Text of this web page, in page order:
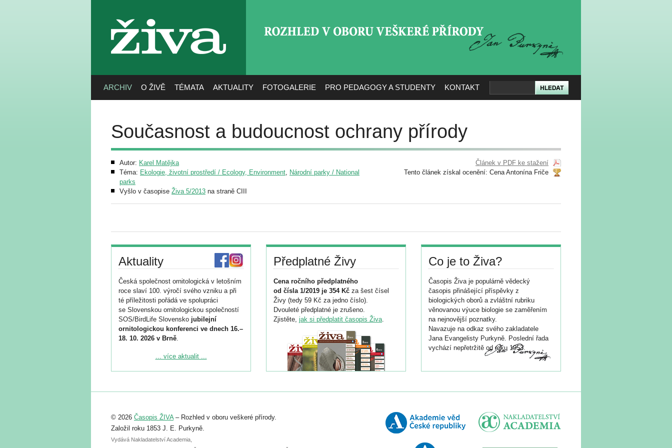
živa
ARCHIV O ŽIVĚ TÉMATA AKTUALITY FOTOGALERIE PRO PEDAGOGY A STUDENTY KONTAKT
Současnost a budoucnost ochrany přírody
Autor: Karel Matějka
Téma: Ekologie, životní prostředí / Ecology, Environment, Národní parky / National
parks
Vyšlo v časopise Živa 5/2013 na straně CIII
Článek v PDF ke stažení
Tento článek získal ocenění: Cena Antonína Friče
Aktuality
Česká společnost ornitologická v letošním
roce slaví 100. výročí svého vzniku a při
té příležitosti pořádá ve spolupráci
se Slovenskou ornitologickou společností
SOS/BirdLife Slovensko jubilejní
ornitologickou konferenci ve dnech 16.–
18. 10. 2026 v Brně.
Podrobnější informace ke konferenci
Registrovat se můžete do 6. září.
abstraktu přihlášené přednášky nebo
posteru je už 30. června.
... více aktualit ...
Předplatné Živy
Cena ročního předplatného
od čísla 1/2019 je 354 Kč za šest čísel
Živy (tedy 59 Kč za jedno číslo).
Dvouleté předplatné je zrušeno.
Zjistěte, jak si předplatit časopis Živa.
Co je to Živa?
Časopis Živa je populárně vědecký
časopis přinášející příspěvky z
biologických oborů a zvláštní rubriku
věnovanou výuce biologie se zaměřením
na nejnovější poznatky.
Navazuje na odkaz svého zakladatele
Jana Evangelisty Purkyně. Poslední řada
vychází nepřetržitě od roku 1953.
© 2026 Časopis ŽIVA– Rozhled v oboru veškeré přírody.
Založil roku 1853 J. E. Purkyně.
Vydává Nakladatelství Academia,